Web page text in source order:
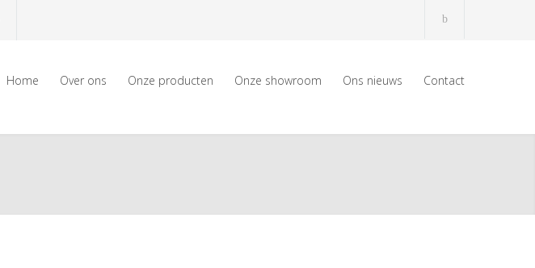
Home Over ons Onze producten Onze showroom Ons nieuws Contact